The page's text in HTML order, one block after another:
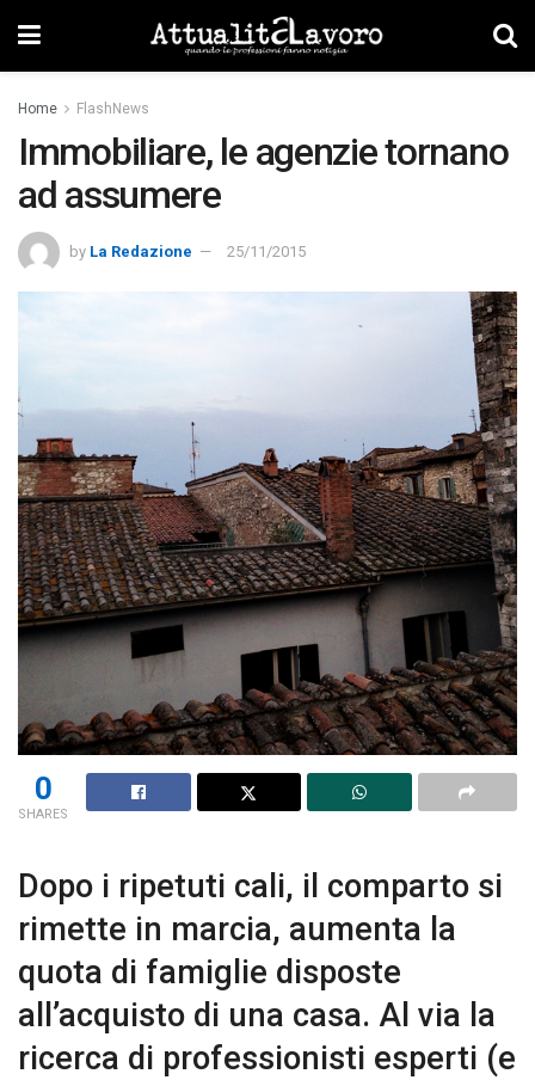
Home FlashNews
Immobiliare, le agenzie tornano
ad assumere
by La Redazione 25/11/2015
0
SHARES
Dopo i ripetuti cali, il comparto si
rimette in marcia, aumenta la
quota di famiglie disposte
all’acquisto di una casa. Al via la
ricerca di professionisti esperti (e